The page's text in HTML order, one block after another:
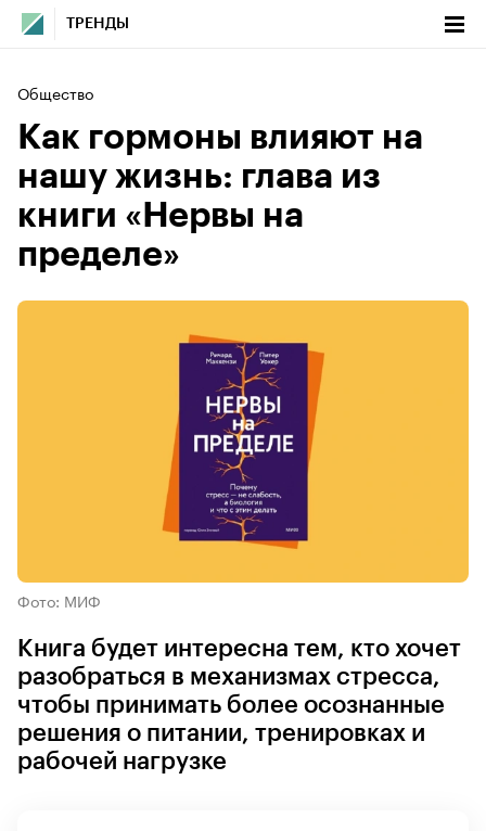
ТРЕНДЫ
Общество
Как гормоны влияют на
нашу жизнь: глава из
книги «Нервы на
пределе»
Фото: МИФ
Книга будет интересна тем, кто хочет
разобраться в механизмах стресса,
чтобы принимать более осознанные
решения о питании, тренировках и
рабочей нагрузке